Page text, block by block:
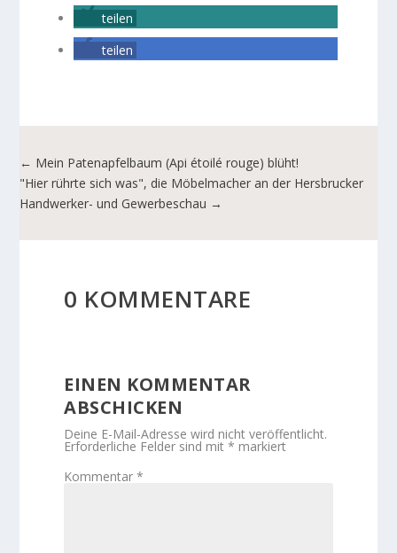
teilen
teilen
← Mein Patenapfelbaum (Api étoilé rouge) blüht!
"Hier rührte sich was", die Möbelmacher an der Hersbrucker
Handwerker- und Gewerbeschau →
0 KOMMENTARE
EINEN KOMMENTAR
ABSCHICKEN
Deine E-Mail-Adresse wird nicht veröffentlicht.
Erforderliche Felder sind mit* markiert
Kommentar*